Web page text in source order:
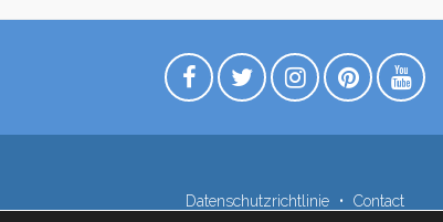
Datenschutzrichtlinie Contact